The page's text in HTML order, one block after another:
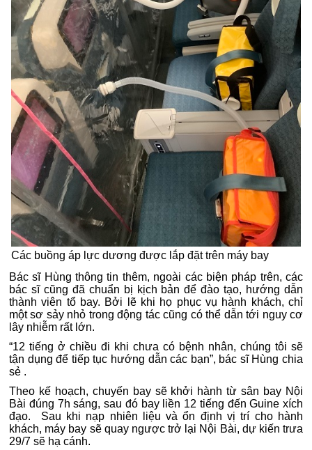
Các buồng áp lực dương được lắp đặt trên máy bay
Bác sĩ Hùng thông tin thêm, ngoài các biện pháp trên, các
bác sĩ cũng đã chuẩn bị kịch bản để đào tạo, hướng dẫn
thành viên tổ bay. Bởi lẽ khi họ phục vụ hành khách, chỉ
một sơ sảy nhỏ trong động tác cũng có thể dẫn tới nguy cơ
lây nhiễm rất lớn.
“12 tiếng ở chiều đi khi chưa có bệnh nhân, chúng tôi sẽ
tận dụng để tiếp tục hướng dẫn các bạn”, bác sĩ Hùng chia
sẻ .
Theo kế hoạch, chuyến bay sẽ khởi hành từ sân bay Nội
Bài đúng 7h sáng, sau đó bay liền 12 tiếng đến Guine xích
đạo. Sau khi nạp nhiên liệu và ổn định vị trí cho hành
khách, máy bay sẽ quay ngược trở lại Nội Bài, dự kiến trưa
29/7 sẽ hạ cánh.